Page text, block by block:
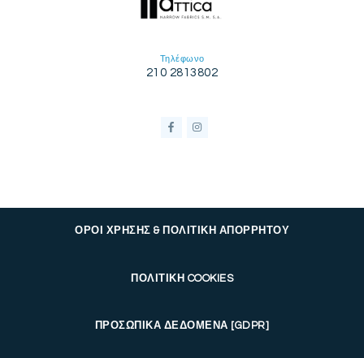
Τηλέφωνο
210 2813802
ΟΡΟΙ ΧΡΗΣΗΣ & ΠΟΛΙΤΙΚΗ ΑΠΟΡΡΗΤΟΥ
ΠΟΛΙΤΙΚΗ COOKIES
ΠΡΟΣΩΠΙΚΑ ΔΕΔΟΜΕΝΑ [GDPR]